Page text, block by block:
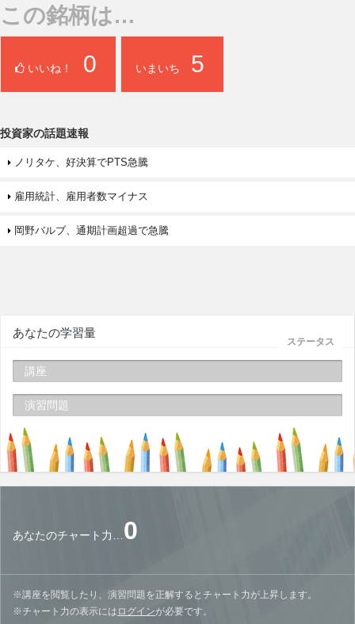
この銘柄は…
いいね！ 0 いまいち 5
投資家の話題速報
ノリタケ、好決算でPTS急騰
雇用統計、雇用者数マイナス
岡野バルブ、通期計画超過で急騰
ステータス
あなたの学習量
講座
演習問題
あなたのチャート力…0
※講座を閲覧したり、演習問題を正解するとチャート力が上昇します。
※チャート力の表示には ログインが必要です。